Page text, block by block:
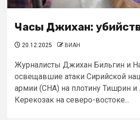
Часы Джихан:
20.12.2025 ВИАН
Журналисты Джихан Бильгин и
освещавшие атаки Сирийской
армии (СНА) на плотину Тишрин
Керекозак на северо-востоке...